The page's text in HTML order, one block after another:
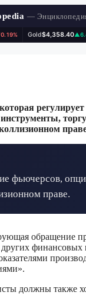
—
Gold$4,358.40
праве.
обращение
должны также